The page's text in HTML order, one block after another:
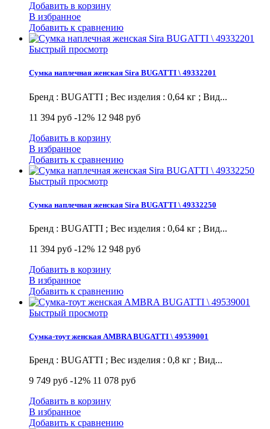
Добавить в корзину
В избранное
Добавить к сравнению
Быстрый просмотр
Сумка наплечная женская Sira BUGATTI \ 49332201
Бренд : BUGATTI ; Вес изделия : 0,64 кг ; Вид...
11 394 руб -12% 12 948 руб
Добавить в корзину
В избранное
Добавить к сравнению
Быстрый просмотр
Сумка наплечная женская Sira BUGATTI \ 49332250
Бренд : BUGATTI ; Вес изделия : 0,64 кг ; Вид...
11 394 руб -12% 12 948 руб
Добавить в корзину
В избранное
Добавить к сравнению
Быстрый просмотр
Сумка-тоут женская AMBRA BUGATTI \ 49539001
Бренд : BUGATTI ; Вес изделия : 0,8 кг ; Вид...
9 749 руб -12% 11 078 руб
Добавить в корзину
В избранное
Добавить к сравнению